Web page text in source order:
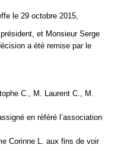
le 29 octobre 2015,
et Monsieur Serge
a été remise par le
C., M. Laurent C., M.
en référé l’association
Corinne L. aux fins de voir